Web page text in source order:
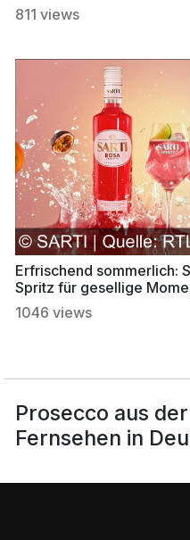
811 views
Erfrischend sommerlich:
Spritz für gesellige
1046 views
Prosecco aus
Fernsehen in